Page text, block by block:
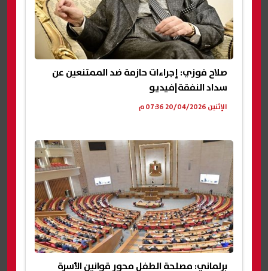
صلاح فوزي: إجراءات حازمة ضد الممتنعين عن
سداد النفقة|فيديو
الإثنين 20/04/2026 07:36 م
برلماني: مصلحة الطفل محور قوانين الأسرة